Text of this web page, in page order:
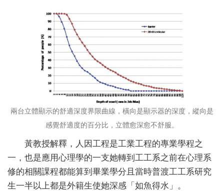
兩台立體顯示的舒適深度界限曲線，橫向是顯示器的深度，縱向是
感覺舒適度的百分比，立體愈深愈不舒服。
黃教授解釋，人因工程是工業工程的專業學程之
一，也是應用心理學的一支她轉到工工系之前在心理系
修的相關課程都能算到畢業學分且當時普渡工工系研究
生一半以上都是外籍生使她深感「如魚得水」。